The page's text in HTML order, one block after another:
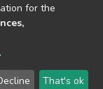
Send
for the
.
That's ok